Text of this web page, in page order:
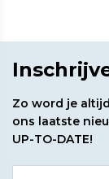
Zo word je
ons laatste
UP-TO-DATE!